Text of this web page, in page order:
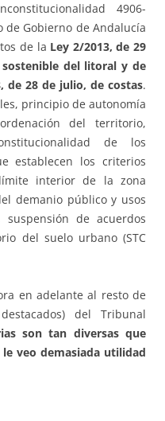
4906-
de Gobierno de Andalucía
de la Ley 2/2013, de 29
del litoral y de
de 28 de julio, de costas.
principio de autonomía
del territorio,
de los
establecen los criterios
interior de la zona
demanio público y usos
de acuerdos
del suelo urbano (STC
en adelante al resto de
del Tribunal
son tan diversas que
veo demasiada utilidad